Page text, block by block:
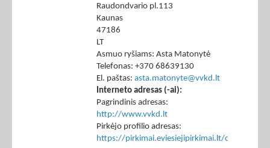
Raudondvario pl.113
Kaunas
47186
LT
Asmuo ryšiams: Asta Matonytė
Telefonas: +370 68639130
El. paštas: asta.matonyte@vvkd.lt
Interneto adresas (-ai):
Pagrindinis adresas:
http://www.vvkd.lt
Pirkėjo profilio adresas:
https://pirkimai.eviesiejipirkimai.lt/ctm/